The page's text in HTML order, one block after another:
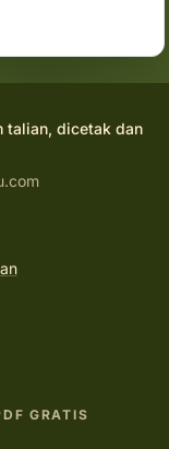
talian, dicetak dan
GRATIS